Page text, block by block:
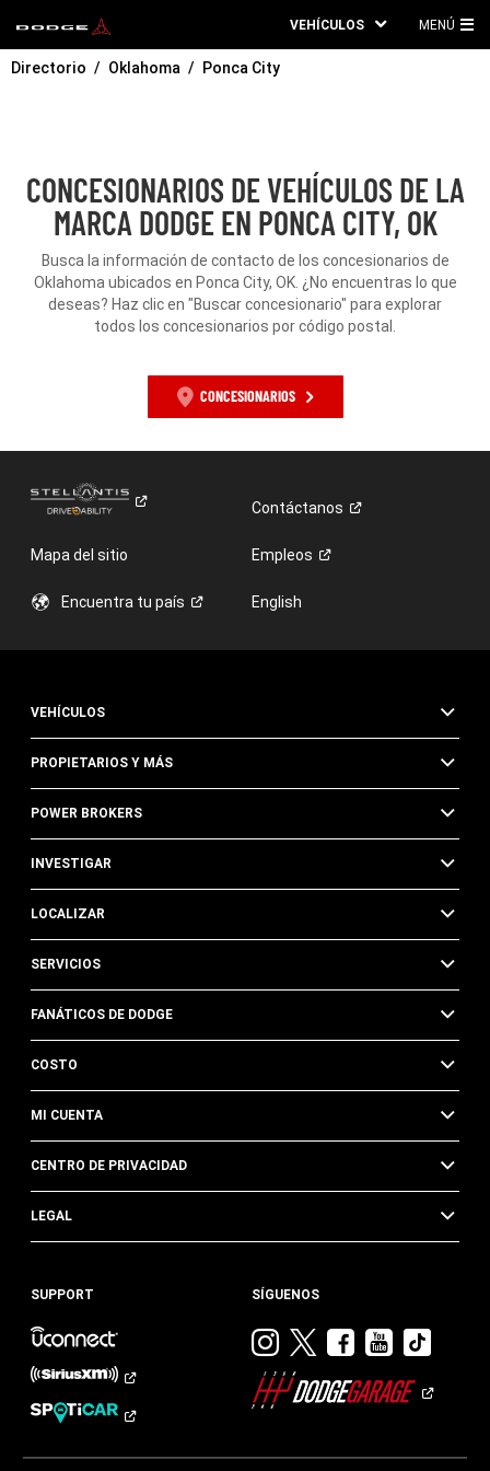
VEHÍCULOS MENÚ
Directorio Oklahoma Ponca City
CONCESIONARIOS DE VEHÍCULOS DE LA
MARCA DODGE EN PONCA CITY, OK
Busca la información de contacto de los concesionarios de
Oklahoma ubicados en Ponca City, OK. ¿No encuentras lo que
deseas? Haz clic en "Buscar concesionario" para explorar
todos los concesionarios por código postal.
CONCESIONARIOS
Contáctanos
Mapa del sitio Empleos
Encuentra tu país English
VEHÍCULOS
PROPIETARIOS Y MÁS
POWER BROKERS
INVESTIGAR
LOCALIZAR
SERVICIOS
FANÁTICOS DE DODGE
COSTO
MI CUENTA
CENTRO DE PRIVACIDAD
LEGAL
SUPPORT SÍGUENOS
Visitar
Dodge
en
Visitar
en
Visitar
en
Visitar
en en